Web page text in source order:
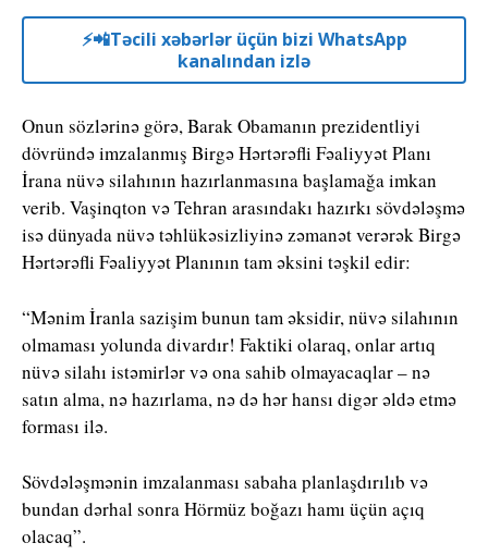
⚡️📲Təcili xəbərlər üçün bizi WhatsApp
kanalından izlə
Onun sözlərinə görə, Barak Obamanın prezidentliyi
dövründə imzalanmış Birgə Hərtərəfli Fəaliyyət Planı
İrana nüvə silahının hazırlanmasına başlamağa imkan
verib. Vaşinqton və Tehran arasındakı hazırkı sövdələşmə
isə dünyada nüvə təhlükəsizliyinə zəmanət verərək Birgə
Hərtərəfli Fəaliyyət Planının tam əksini təşkil edir:
“Mənim İranla sazişim bunun tam əksidir, nüvə silahının
olmaması yolunda divardır! Faktiki olaraq, onlar artıq
nüvə silahı istəmirlər və ona sahib olmayacaqlar – nə
satın alma, nə hazırlama, nə də hər hansı digər əldə etmə
forması ilə.
Sövdələşmənin imzalanması sabaha planlaşdırılıb və
bundan dərhal sonra Hörmüz boğazı hamı üçün açıq
olacaq”.